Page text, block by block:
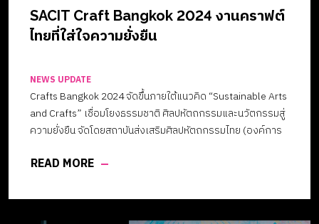
SACIT Craft Bangkok 2024 งานคราฟต์
ไทยที่ใส่ใจความยั่งยืน
NEWS UPDATE
Crafts Bangkok 2024 จัดขึ้นภายใต้แนวคิด “Sustainable Arts
and Crafts” เชื่อมโยงธรรมชาติ ศิลปหัตถกรรมและนวัตกรรมสู่
ความยั่งยืน จัดโดยสถาบันส่งเสริมศิลปหัตถกรรมไทย (องค์การ
ตอบโจทย์คนรักงานคราฟต์ในทุกเจเนอเรชั่น มีให้เลือกมากกว่า
เป็นประเด็นสำคัญไม่ว่าจะเป็นความยั่งยืนที่จะทำให้ผู้คนหันมา
READ MORE